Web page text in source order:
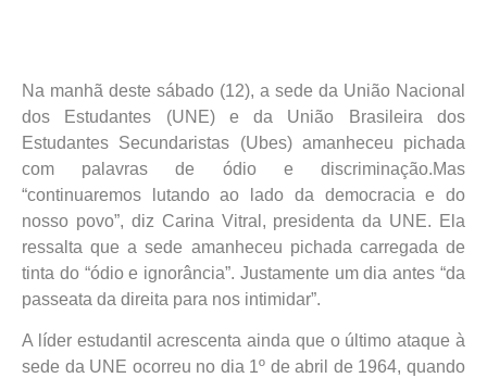
Na manhã deste sábado (12), a sede da União Nacional
dos Estudantes (UNE) e da União Brasileira dos
Estudantes Secundaristas (Ubes) amanheceu pichada
com palavras de ódio e discriminação.Mas
“continuaremos lutando ao lado da democracia e do
nosso povo”, diz Carina Vitral, presidenta da UNE. Ela
ressalta que a sede amanheceu pichada carregada de
tinta do “ódio e ignorância”. Justamente um dia antes “da
passeata da direita para nos intimidar”.
A líder estudantil acrescenta ainda que o último ataque à
sede da UNE ocorreu no dia 1º de abril de 1964, quando